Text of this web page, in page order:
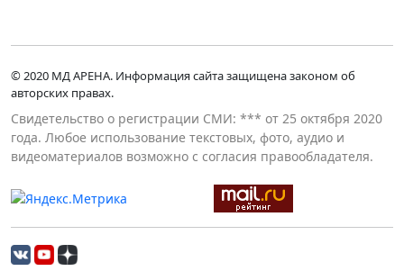
© 2020 МД АРЕНА. Информация сайта защищена законом об
авторских правах.
Свидетельство о регистрации СМИ: *** от 25 октября 2020
года. Любое использование текстовых, фото, аудио и
видеоматериалов возможно с согласия правообладателя.